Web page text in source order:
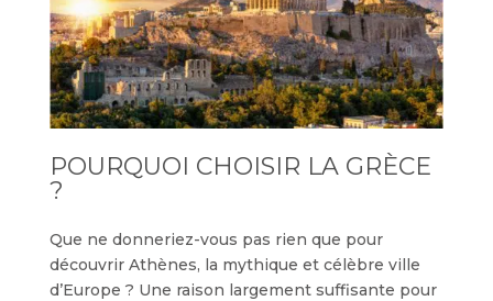
POURQUOI CHOISIR LA GRÈCE
?
Que ne donneriez-vous pas rien que pour
découvrir Athènes, la mythique et célèbre ville
d’Europe ? Une raison largement suffisante pour